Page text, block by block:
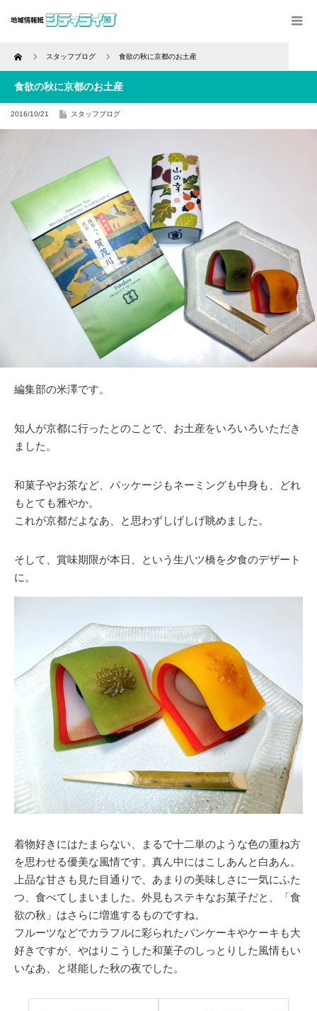
Home スタッフブログ 食欲の秋に京都のお土産
食欲の秋に京都のお土産
2016/10/21 スタッフブログ
編集部の米澤です。
知人が京都に行ったとのことで、お土産をいろいろいただき
ました。
和菓子やお茶など、パッケージもネーミングも中身も、どれ
もとても雅やか。
これが京都だよなあ、と思わずしげしげ眺めました。
そして、賞味期限が本日、という生八ツ橋を夕食のデザート
に。
着物好きにはたまらない、まるで十二単のような色の重ね方
を思わせる優美な風情です。真ん中にはこしあんと白あん。
上品な甘さも見た目通りで、あまりの美味しさに一気にふた
つ、食べてしまいました。外見もステキなお菓子だと、「食
欲の秋」はさらに増進するものですね。
フルーツなどでカラフルに彩られたパンケーキやケーキも大
好きですが、やはりこうした和菓子のしっとりした風情もい
いなあ、と堪能した秋の夜でした。